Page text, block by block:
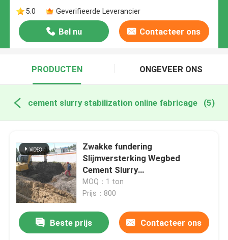
5.0
Geverifieerde Leverancier
Bel nu Contacteer ons
PRODUCTEN ONGEVEER ONS
cement slurry stabilization online fabricage (5)
Zwakke fundering
Slijmversterking Wegbed
Cement Slurry
Stabilisatiepoeder
MOQ：1 ton
Prijs：800
Beste prijs Contacteer ons